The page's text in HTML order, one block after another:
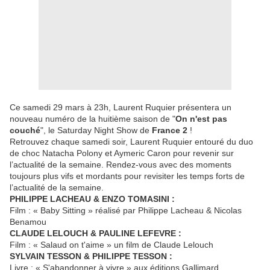
Ce samedi 29 mars à 23h, Laurent Ruquier présentera un
nouveau numéro de la huitième saison de "On n'est pas
couché", le Saturday Night Show de France 2 !
Retrouvez chaque samedi soir, Laurent Ruquier entouré du duo
de choc Natacha Polony et Aymeric Caron pour revenir sur
l’actualité de la semaine. Rendez-vous avec des moments
toujours plus vifs et mordants pour revisiter les temps forts de
l’actualité de la semaine.
PHILIPPE LACHEAU & ENZO TOMASINI :
Film : « Baby Sitting » réalisé par Philippe Lacheau & Nicolas
Benamou
CLAUDE LELOUCH & PAULINE LEFEVRE :
Film : « Salaud on t'aime » un film de Claude Lelouch
SYLVAIN TESSON & PHILIPPE TESSON :
Livre : « S'abandonner à vivre » aux éditions Gallimard